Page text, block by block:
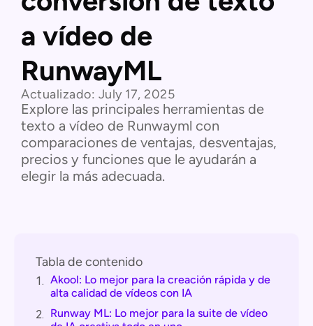
a vídeo de
RunwayML
Actualizado: July 17, 2025
Explore las principales herramientas de
texto a vídeo de Runwayml con
comparaciones de ventajas, desventajas,
precios y funciones que le ayudarán a
elegir la más adecuada.
Tabla de contenido
1. Akool: Lo mejor para la creación rápida y de
alta calidad de vídeos con IA
2. Runway ML: Lo mejor para la suite de vídeo